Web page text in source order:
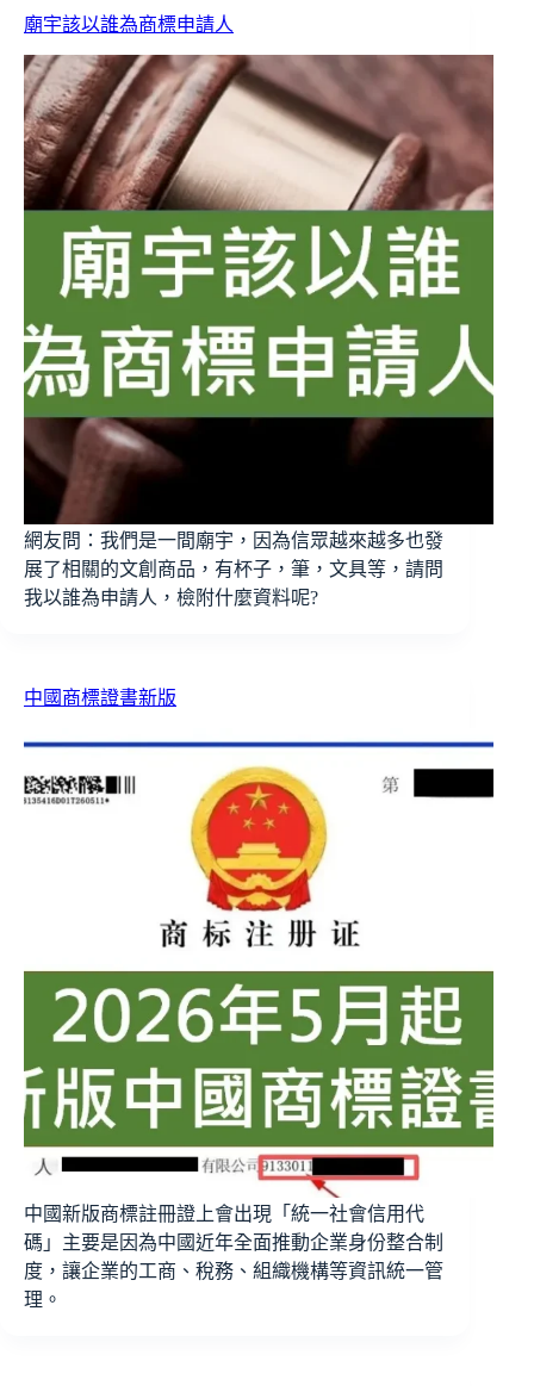
廟宇該以誰為商標申請人
網友問：我們是一間廟宇，因為信眾越來越多也發
展了相關的文創商品，有杯子，筆，文具等，請問
我以誰為申請人，檢附什麼資料呢?
中國商標證書新版
中國新版商標註冊證上會出現「統一社會信用代
碼」主要是因為中國近年全面推動企業身份整合制
度，讓企業的工商、稅務、組織機構等資訊統一管
理。